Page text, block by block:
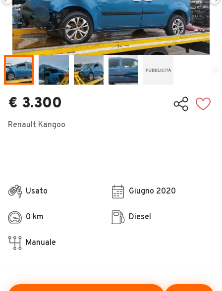
Moto
Camper
Veicoli Commerciali
Concessionari
€ 3.300
Renault Kangoo
Usato Giugno 2020
0 km Diesel
Manuale